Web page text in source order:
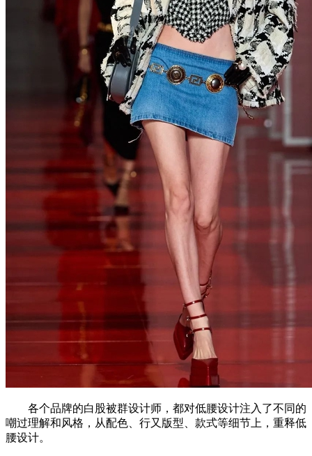
各个品牌的白股被群设计师，都对低腰设计注入了不同的
嘲过理解和风格，从配色、行又版型、款式等细节上，重释低
腰设计。